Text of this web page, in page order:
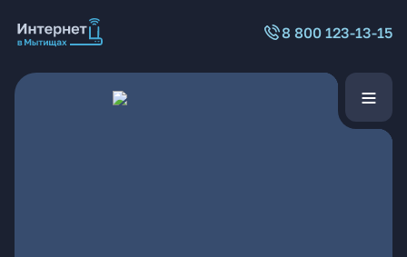
8 800 123-13-15